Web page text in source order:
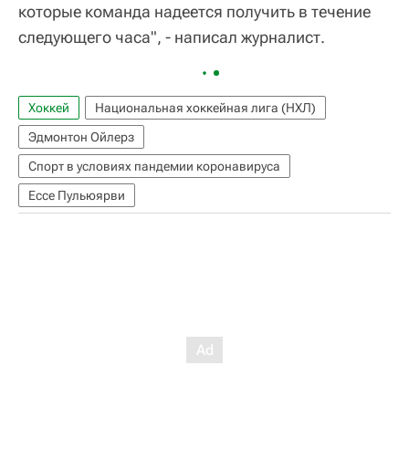
которые команда надеется получить в течение
следующего часа", - написал журналист.
Хоккей
Национальная хоккейная лига (НХЛ)
Эдмонтон Ойлерз
Спорт в условиях пандемии коронавируса
Ессе Пульюярви